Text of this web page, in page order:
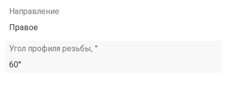
Направление
Правое
Угол профиля резьбы, °
60°